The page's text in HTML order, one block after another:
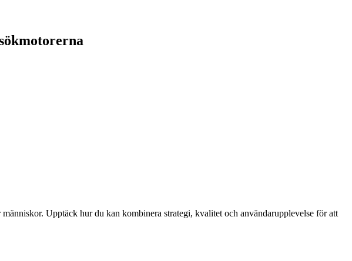
Upptäck hur du kan kombinera strategi, kvalitet och användarupplevelse för att